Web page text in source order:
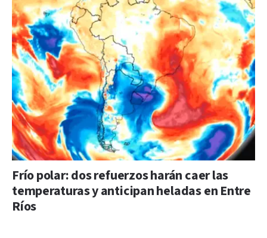
Frío polar: dos refuerzos harán caer las
temperaturas y anticipan heladas en Entre
Ríos